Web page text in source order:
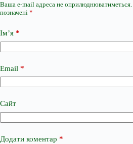
Ваша e-mail адреса не оприлюднюватиметься.
позначені *
Ім’я *
Email *
Сайт
Додати коментар *